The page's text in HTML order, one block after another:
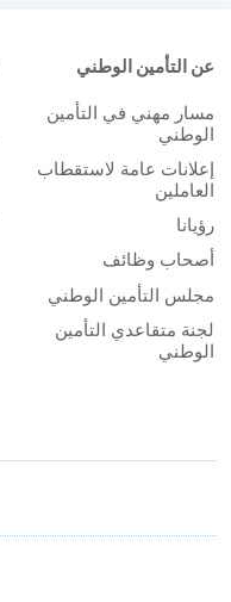
عن التأمين الوطني
مسار مهني في التأمين
الوطني
إعلانات عامة لاستقطاب
العاملين
رؤيانا
أصحاب وظائف
مجلس التأمين الوطني
لجنة متقاعدي التأمين
الوطني